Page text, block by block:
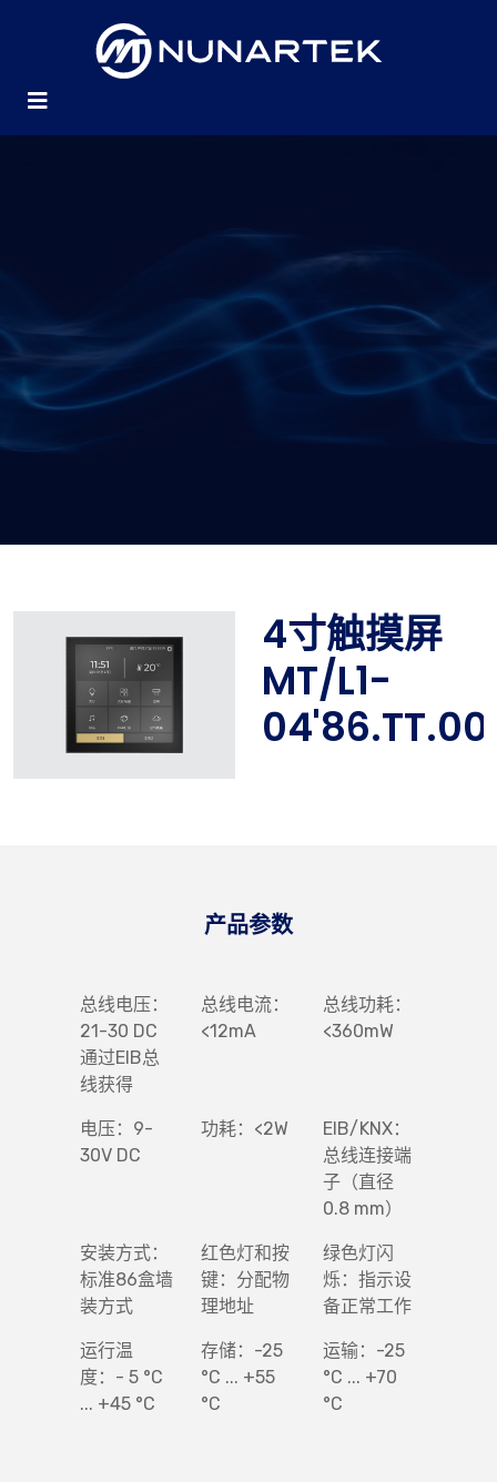
4寸触摸屏
MT/L1-
产品参数
总线电压：
21-30 DC
通过EIB总
线获得
总线电流：
<12mA
总线功耗：
<360mW
电压：9-
30V DC
功耗：<2W
EIB/KNX：
总线连接端
子（直径
0.8 mm）
安装方式：
标准86盒墙
装方式
红色灯和按
键：分配物
理地址
绿色灯闪
烁：指示设
备正常工作
运行温
度：- 5 °C
... +45 °C
存储：-25
°C ... +55
°C
运输：-25
°C ... +70
°C